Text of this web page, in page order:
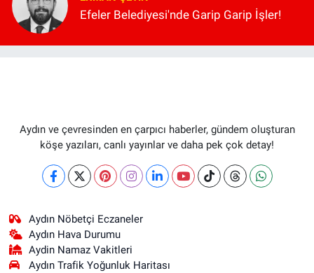
Efeler Belediyesi'nde Garip Garip İşler!
Aydın ve çevresinden en çarpıcı haberler, gündem oluşturan
köşe yazıları, canlı yayınlar ve daha pek çok detay!
Aydın Nöbetçi Eczaneler
Aydın Hava Durumu
Aydin Namaz Vakitleri
Aydın Trafik Yoğunluk Haritası